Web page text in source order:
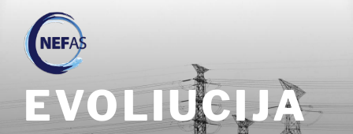
turinio
EVOLIUCIJA